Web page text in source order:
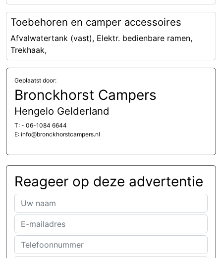
Toebehoren en camper accessoires
Afvalwatertank (vast), Elektr. bedienbare ramen,
Trekhaak,
Geplaatst door:
Bronckhorst Campers
Hengelo Gelderland
T: - 06-1084 6644
E: info@bronckhorstcampers.nl
Reageer op deze advertentie